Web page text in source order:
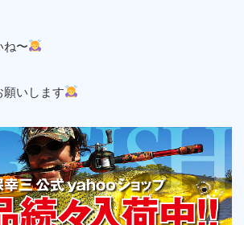
ね〜
願いします